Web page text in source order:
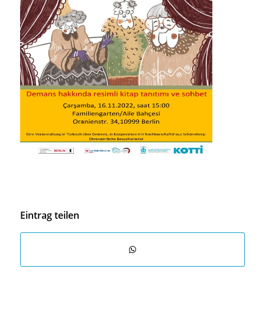
Eintrag teilen